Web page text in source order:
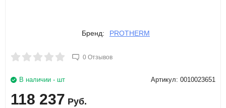
Бренд: PROTHERM
0 Отзывов
Артикул: 0010023651
В наличии - шт
118 237 Руб.